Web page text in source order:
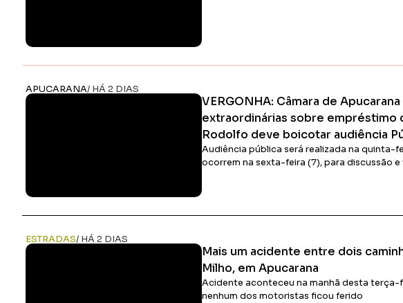
APUCARANA/ HÁ 2 DIAS
VERGONHA: Câmara de
extraordinárias sobre empréstimo
Rodolfo deve boicotar audiência
Audiência pública será realizada na quinta-
ocorrem na sexta-feira (7), para discussão
ESTRADAS/ HÁ 2 DIAS
Mais um acidente entre dois
Milho, em Apucarana
Acidente aconteceu na manhã desta terça-
nenhum dos motoristas ficou ferido